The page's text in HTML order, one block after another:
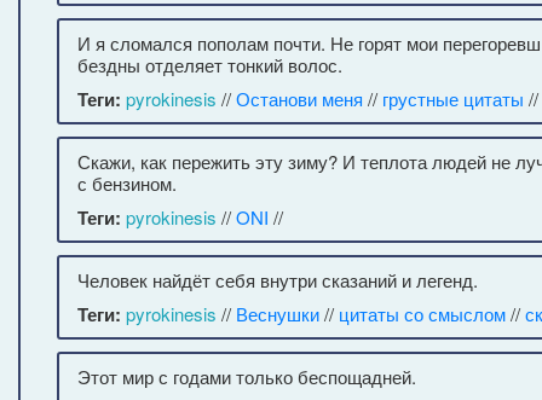
И я сломался пополам почти. Не горят мои
бездны отделяет тонкий волос.
Теги: pyrokinesis //Останови меня // грустные цитаты //
Скажи, как пережить эту зиму? И теплота людей не
с бензином.
Теги: pyrokinesis //ONI //
Человек найдёт себя внутри сказаний и легенд.
Теги: pyrokinesis // Веснушки// цитаты со смыслом//
Этот мир с годами только беспощадней.